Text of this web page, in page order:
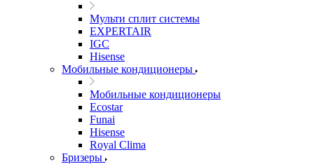
Мульти сплит системы
EXPERTAIR
IGC
Hisense
Мобильные кондиционеры
Мобильные кондиционеры
Ecostar
Funai
Hisense
Royal Clima
Бризеры